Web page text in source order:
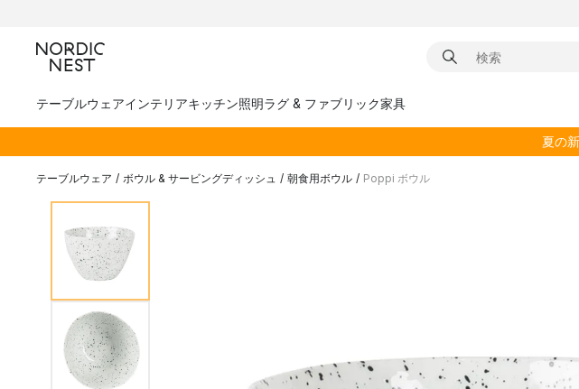
テーブルウェアインテリアキッチン照明ラグ & ファブリック家具
夏の
テーブルウェア / ボウル & サービングディッシュ / 朝食用ボウル / Poppi ボウル